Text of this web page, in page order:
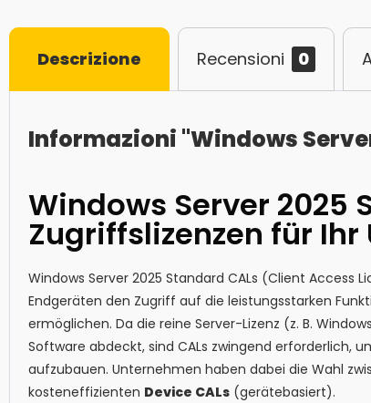
Descrizione Recensioni 0
Informazioni "Windows
Windows Server 2025
Zugriffslizenzen für
Windows Server 2025 Standard CALs (Client Access
Endgeräten den Zugriff auf die leistungsstarken
ermöglichen. Da die reine Server-Lizenz (z. B.
Software abdeckt, sind CALs zwingend erforderlich,
aufzubauen. Unternehmen haben dabei die Wahl
kosteneffizienten Device CALs (gerätebasiert).